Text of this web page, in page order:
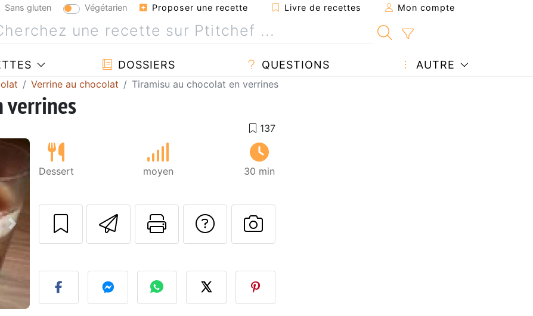
Sans gluten Végétarien Proposer une recette Livre de recettes Mon compte
DOSSIERS QUESTIONS AUTRE
Verrine au chocolat Tiramisu au chocolat en verrines
verrines
Suivant
Dessert moyen 30 min
Envoyer cette recette à un ami
Imprimer cette page
Poser une question à l'auteur
Publier votre photo de cette